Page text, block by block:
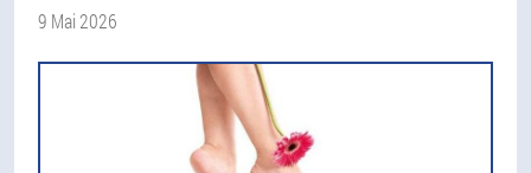
9 Mai 2026